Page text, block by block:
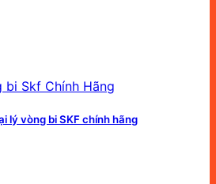
lý vòng bi SKF chính hãng